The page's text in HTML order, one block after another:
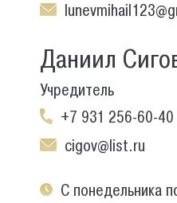
Даниил
Учредитель
+7 931 256-60-40
cigov@list.ru
С понедельника